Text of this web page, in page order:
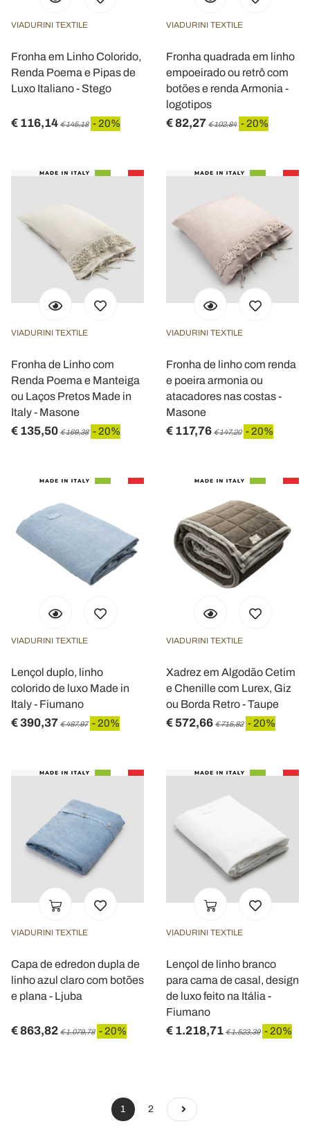
VIADURINI TEXTILE
Fronha em Linho Colorido,
Renda Poema e Pipas de
Luxo Italiano - Stego
€ 116,14 € 145,18 - 20%
VIADURINI TEXTILE
Fronha quadrada em linho
empoeirado ou retrô com
botões e renda Armonia -
logotipos
€ 82,27 € 102,84 - 20%
VIADURINI TEXTILE
Fronha de Linho com
Renda Poema e Manteiga
ou Laços Pretos Made in
Italy - Masone
€ 135,50 € 169,38 - 20%
VIADURINI TEXTILE
Fronha de linho com renda
e poeira armonia ou
atacadores nas costas -
Masone
€ 117,76 € 147,20 - 20%
VIADURINI TEXTILE
Lençol duplo, linho
colorido de luxo Made in
Italy - Fiumano
€ 390,37 € 487,97 - 20%
VIADURINI TEXTILE
Xadrez em Algodão Cetim
e Chenille com Lurex, Giz
ou Borda Retro - Taupe
€ 572,66 € 715,82 - 20%
VIADURINI TEXTILE
Capa de edredon dupla de
linho azul claro com botões
e plana - Ljuba
€ 863,82 € 1.079,78 - 20%
VIADURINI TEXTILE
Lençol de linho branco
para cama de casal, design
de luxo feito na Itália -
Fiumano
€ 1.218,71 € 1.523,39 - 20%
1 2